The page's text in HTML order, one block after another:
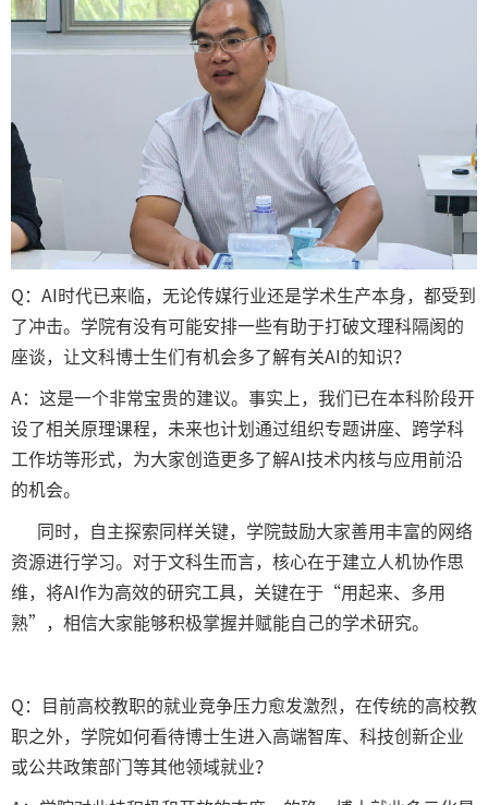
Q：AI时代已来临，无论传媒行业还是学术生产本身，都受到
了冲击。学院有没有可能安排一些有助于打破文理科隔阂的
座谈，让文科博士生们有机会多了解有关AI的知识？
A：这是一个非常宝贵的建议。事实上，我们已在本科阶段开
设了相关原理课程，未来也计划通过组织专题讲座、跨学科
工作坊等形式，为大家创造更多了解AI技术内核与应用前沿
的机会。
同时，自主探索同样关键，学院鼓励大家善用丰富的网络
资源进行学习。对于文科生而言，核心在于建立人机协作思
维，将AI作为高效的研究工具，关键在于“用起来、多用
熟”，相信大家能够积极掌握并赋能自己的学术研究。
Q：目前高校教职的就业竞争压力愈发激烈，在传统的高校教
职之外，学院如何看待博士生进入高端智库、科技创新企业
或公共政策部门等其他领域就业？